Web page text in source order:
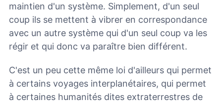
maintien d'un système. Simplement, d'un seul
coup ils se mettent à vibrer en correspondance
avec un autre système qui d'un seul coup va les
régir et qui donc va paraître bien différent.
C'est un peu cette même loi d'ailleurs qui permet
à certains voyages interplanétaires, qui permet
à certaines humanités dites extraterrestres de